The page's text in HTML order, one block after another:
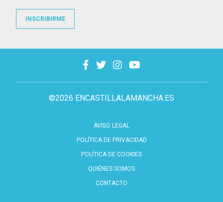
©2026 ENCASTILLALAMANCHA.ES
AVISO LEGAL
POLÍTICA DE PRIVACIDAD
POLÍTICA DE COOKIES
QUIÉNES SOMOS
CONTACTO
INSCRIBIRME